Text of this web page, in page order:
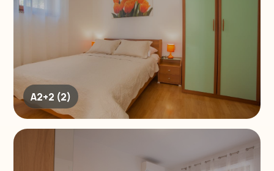
A2+2 (2)